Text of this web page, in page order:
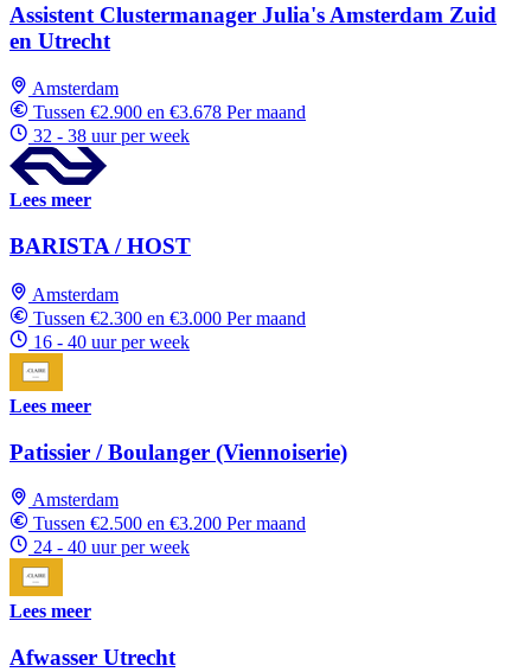
Assistent Clustermanager Julia's Amsterdam Zuid
en Utrecht
Amsterdam
Tussen €2.900 en €3.678 Per maand
32 - 38 uur per week
Lees meer
BARISTA / HOST
Amsterdam
Tussen €2.300 en €3.000 Per maand
16 - 40 uur per week
Lees meer
Patissier / Boulanger (Viennoiserie)
Amsterdam
Tussen €2.500 en €3.200 Per maand
24 - 40 uur per week
Lees meer
Afwasser Utrecht